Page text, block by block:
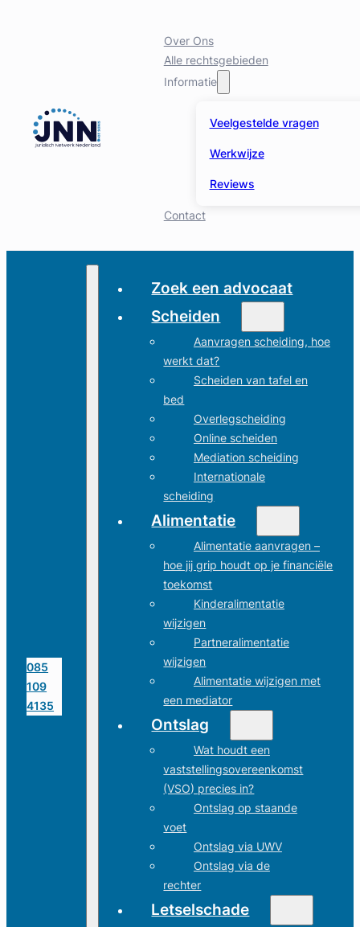
Over Ons
Alle rechtsgebieden
Informatie
Veelgestelde vragen
Werkwijze
Reviews
Contact
085
109
4135
Zoek een advocaat
Scheiden
Aanvragen scheiding, hoe
werkt dat?
Scheiden van tafel en
bed
Overlegscheiding
Online scheiden
Mediation scheiding
Internationale
scheiding
Alimentatie
Alimentatie aanvragen –
hoe jij grip houdt op je financiële
toekomst
Kinderalimentatie
wijzigen
Partneralimentatie
wijzigen
Alimentatie wijzigen met
een mediator
Ontslag
Wat houdt een
vaststellingsovereenkomst
(VSO) precies in?
Ontslag op staande
voet
Ontslag via UWV
Ontslag via de
rechter
Letselschade